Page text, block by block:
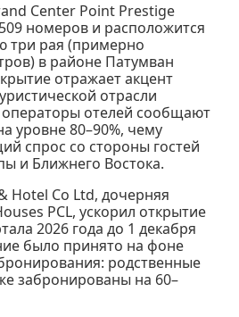
Center Point Prestige
номеров и расположится
три рая (примерно
в районе Патумван
отражает акцент
отрасли
операторы отелей сообщают
уровне 80–90%, чему
спрос со стороны гостей
и Ближнего Востока.
Hotel Co Ltd, дочерняя
PCL, ускорил открытие
2026 года до 1 декабря
было принято на фоне
родственные
забронированы на 60–